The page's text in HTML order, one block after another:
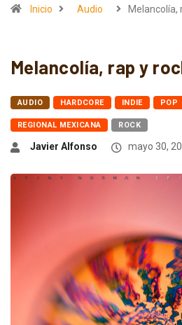
Inicio Audio Melancolía,
Melancolía, rap y
AUDIO HARDCORE INDIE POP
REGIONAL MEXICANA ROCK
Javier Alfonso mayo 30,